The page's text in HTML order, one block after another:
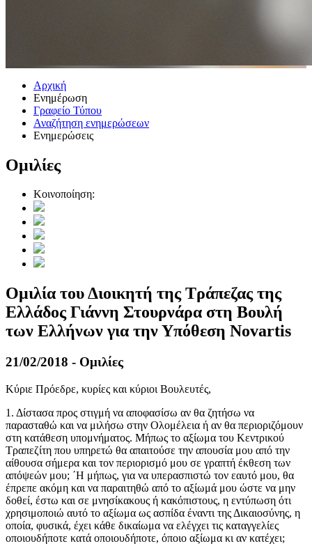
Αρχική
Ενημέρωση
Γραφείο Τύπου
Αναζήτηση ενημερώσεων
Ενημερώσεις
Ομιλίες
Κοινοποίηση:
Ομιλία του Διοικητή της Τράπεζας της
Ελλάδος Γιάννη Στουρνάρα στη Βουλή
των Ελλήνων για την Υπόθεση Novartis
21/02/2018 - Ομιλίες
Κύριε Πρόεδρε, κυρίες και κύριοι Βουλευτές,
1. Δίστασα προς στιγμή να αποφασίσω αν θα ζητήσω να
παρασταθώ και να μιλήσω στην Ολομέλεια ή αν θα περιοριζόμουν
στη κατάθεση υπομνήματος. Μήπως το αξίωμα του Κεντρικού
Τραπεζίτη που υπηρετώ θα απαιτούσε την απουσία μου από την
αίθουσα σήμερα και τον περιορισμό μου σε γραπτή έκθεση των
απόψεών μου; ΄Η μήπως, για να υπερασπιστώ τον εαυτό μου, θα
έπρεπε ακόμη και να παραιτηθώ από το αξίωμά μου ώστε να μην
δοθεί, έστω και σε μνησίκακους ή κακόπιστους, η εντύπωση ότι
χρησιμοποιώ αυτό το αξίωμα ως ασπίδα έναντι της Δικαιοσύνης, η
οποία, φυσικά, έχει κάθε δικαίωμα να ελέγχει τις καταγγελίες
οποιουδήποτε κατά οποιουδήποτε, όποιο αξίωμα κι αν κατέχει;